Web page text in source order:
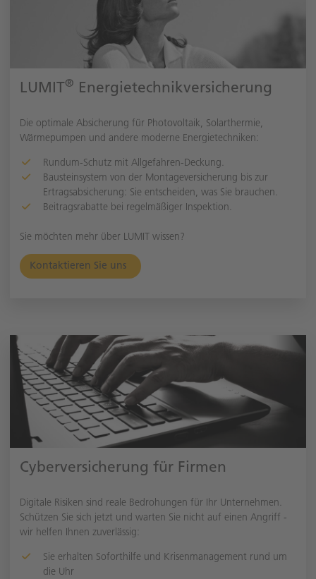
Restauratoren und Sammler
Individuelle und steuerlich geförderte
Vorsorgekonzepte, Absicherung der
Arbeitskraft
LUMIT® Energietechnikversicherung
Die optimale Absicherung für Photovoltaik, Solarthermie,
Wärmepumpen und andere moderne Energietechniken:
Rundum-Schutz mit Allgefahren-Deckung.
Bausteinsystem von der Montageversicherung bis zur
Ertragsabsicherung: Sie entscheiden, was Sie brauchen.
Beitragsrabatte bei regelmäßiger Inspektion.
Sie möchten mehr über LUMIT wissen?
Kontaktieren Sie uns
Cyberversicherung für Firmen
Digitale Risiken sind reale Bedrohungen für Ihr Unternehmen.
Schützen Sie sich jetzt und warten Sie nicht auf einen Angriff -
wir helfen Ihnen zuverlässig:
Sie erhalten Soforthilfe und Krisenmanagement rund um
die Uhr